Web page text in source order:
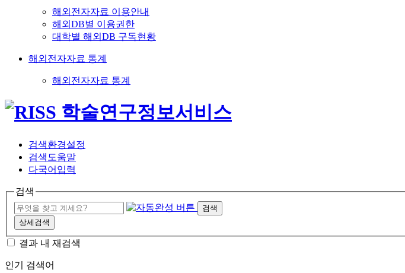
해외전자자료 이용안내
해외DB별 이용권한
대학별 해외DB 구독현황
해외전자자료 통계
해외전자자료 통계
검색환경설정
검색도움말
다국어입력
검색
검색
상세검색
결과 내 재검색
인기 검색어